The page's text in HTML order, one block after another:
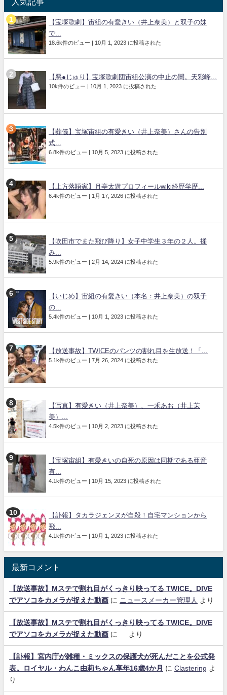
【宝塚歌劇】宙組の有愛きい（井上奈美）と双子の妹
で...
18.6k件のビュー | 10月 1, 2023 に投稿された
【悪●じゅり】宝塚歌劇団宙組公演の中止の闇。天彩峰...
10k件のビュー | 10月 1, 2023 に投稿された
【葬儀】宝塚宙組の有愛きい（井上奈美）さんの告別
式...
6.8k件のビュー | 10月 5, 2023 に投稿された
【上方落語家】月亭太遊プロフィールwiki経歴学歴...
6.4k件のビュー | 1月 17, 2026 に投稿された
【吹田市でまた飛び降り】女子中学生３年の２人。揉
み...
5.9k件のビュー | 2月 14, 2024 に投稿された
【いじめ】宙組の有愛きい（本名：井上奈美）の双子
の...
5.4k件のビュー | 10月 1, 2023 に投稿された
【放送事故】TWICEのパンツの割れ目を生放送！「...
5.1k件のビュー | 7月 26, 2024 に投稿された
【写真】有愛きい（井上奈美）、一禾あお（井上茉
美）...
4.5k件のビュー | 10月 2, 2023 に投稿された
【宝塚宙組】有愛きいの自死の原因は同期である亜音
有...
4.1k件のビュー | 10月 15, 2023 に投稿された
【訃報】タカラジェンヌが自殺！自宅マンションから
飛...
4.1k件のビュー | 10月 1, 2023 に投稿された
最新コメント
【放送事故】Mステで割れ目がくっきり映ってる TWICE。DIVE
でアソコをカメラが捉えた動画 に ニュースメーカー管理人 より
【放送事故】Mステで割れ目がくっきり映ってる TWICE。DIVE
でアソコをカメラが捉えた動画 に より
【訃報】宮内庁が雑種・ミックスの保護犬が死んだことを公式発
表。ロイヤル・わんこ由莉ちゃん享年16歳4か月
に Clastering よ
り